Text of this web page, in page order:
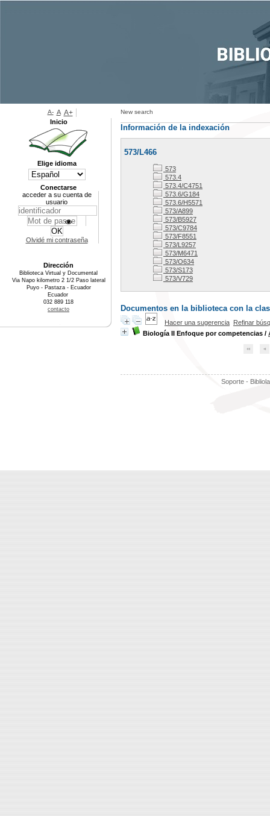
New search
Información de la indexación
573/L466
573
573.4
573.4/C4751
573.6/G184
573.6/H5571
573/A899
573/B5927
573/C9784
573/F8551
573/L9257
573/M6471
573/O634
573/S173
573/V729
Documentos en la biblioteca con la
Hacer una sugerencia Refinar
Biología II Enfoque por competencias /
Soporte -
A- A A+
Inicio
Elige idioma
Conectarse
acceder a su cuenta de
usuario
Olvidé mi contraseña
Dirección
Biblioteca Virtual y Documental
Via Napo kilometro 2 1/2 Paso lateral
Puyo - Pastaza - Ecuador
Ecuador
032 889 118
contacto